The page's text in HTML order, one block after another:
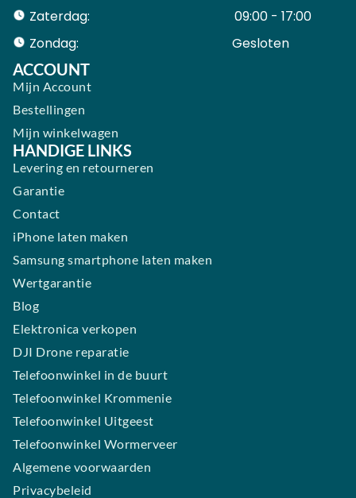
Zaterdag:
09:00 - 17:00
Zondag:
Gesloten ​ ​ ​ ​ ​ ​ ​
ACCOUNT
Mijn Account
Bestellingen
Mijn winkelwagen
HANDIGE LINKS
Levering en retourneren
Garantie
Contact
iPhone laten maken
Samsung smartphone laten maken
Wertgarantie
Blog
Elektronica verkopen
DJI Drone reparatie
Telefoonwinkel in de buurt
Telefoonwinkel Krommenie
Telefoonwinkel Uitgeest
Telefoonwinkel Wormerveer
Algemene voorwaarden
Privacybeleid